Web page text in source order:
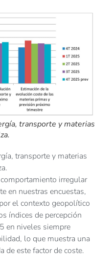
transporte y materias
transporte y materias
irregular
en nuestras encuestas,
el contexto geopolítico
índices de percepción
en niveles siempre
lo que muestra una
de este factor de coste.